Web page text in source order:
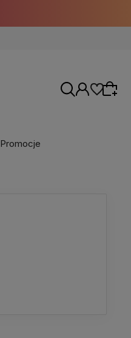
Promocje